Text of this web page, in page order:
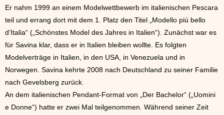
Er nahm 1999 an einem Modelwettbewerb im italienischen Pescara
teil und errang dort mit dem 1. Platz den Titel „Modello piú bello
d’Italia“ („Schönstes Model des Jahres in Italien“). Zunächst war es
für Savina klar, dass er in Italien bleiben wollte. Es folgten
Modelverträge in Italien, in den USA, in Venezuela und in
Norwegen. Savina kehrte 2008 nach Deutschland zu seiner Familie
nach Gevelsberg zurück.
An dem italienischen Pendant-Format von „Der Bachelor“ („Uomini
e Donne“) hatte er zwei Mal teilgenommen. Während seiner Zeit